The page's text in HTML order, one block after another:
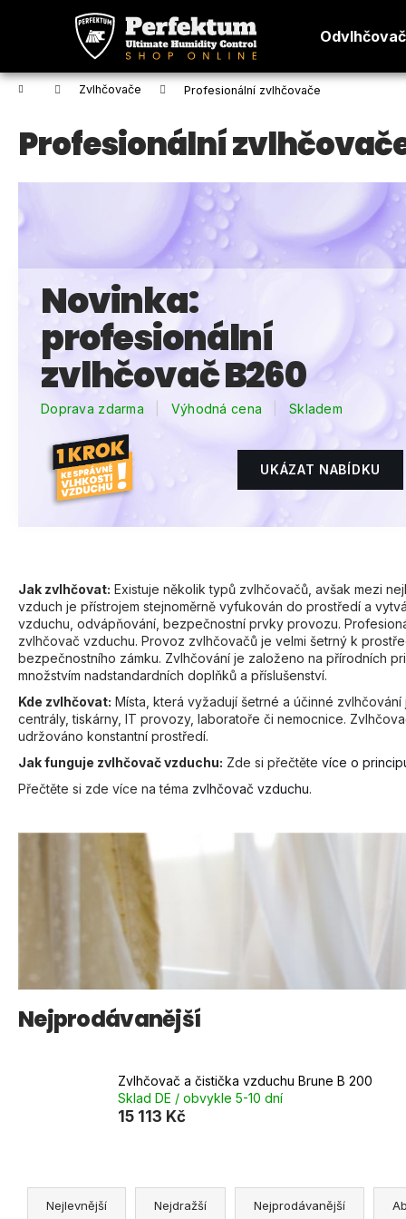
Domů Zvlhčovače Profesionální zvlhčovače
Profesionální
Novinka:
profesionální
zvlhčovač B260
Doprava zdarma Výhodná cena Skladem
UKÁZAT NABÍDKU
Jak zvlhčovat: Existuje několik typů zvlhčovačů, avšak mezi
vzduch je přístrojem stejnoměrně vyfukován do prostředí a
vzduchu, odvápňování, bezpečnostní prvky provozu.
zvlhčovač vzduchu. Provoz zvlhčovačů je velmi šetrný k
bezpečnostního zámku. Zvlhčování je založeno na přírodních
množstvím nadstandardních doplňků a příslušenství.
Kde zvlhčovat: Místa, která vyžadují šetrné a účinné
centrály, tiskárny, IT provozy, laboratoře či nemocnice.
udržováno konstantní prostředí.
Jak funguje zvlhčovač vzduchu: Zde si přečtěte více o
Přečtěte si zde více na téma zvlhčovač vzduchu.
Nejprodávanější
Zvlhčovač a čistička vzduchu Brune B 200
Sklad DE / obvykle 5-10 dní
15 113 Kč
Ř
Nejlevnější Nejdražší Nejprodávanější
í
Zpět
do
Zpět
do
BEZPEČNOSTNÍ SBĚRNÁ NÁDOBA
7 973 Kč